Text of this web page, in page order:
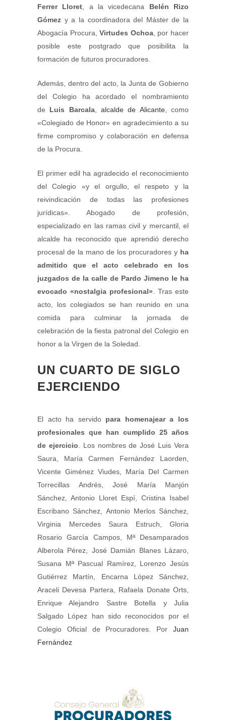
Ferrer Lloret, a la vicedecana Belén Rizo
Gómez y a la coordinadora del Máster de la
Abogacía Procura,Virtudes Ochoa, por hacer
posible este postgrado que posibilita la
formación de futuros procuradores.
Además, dentro del acto, la Junta de Gobierno
del Colegio ha acordado el nombramiento
de Luis Barcala,alcalde de Alicante, como
«Colegiado de Honor» en agradecimiento a su
firme compromiso y colaboración en defensa
de la Procura.
El primer edil ha agradecido el reconocimiento
del Colegio «y el orgullo, el respeto y la
reivindicación de todas las profesiones
jurídicas». Abogado de profesión,
especializado en las ramas civil y mercantil, el
alcalde ha reconocido que aprendió derecho
procesal de la mano de los procuradores y ha
admitido que el acto celebrado en los
juzgados de la calle de Pardo Jimeno le ha
evocado «nostalgia profesional». Tras este
acto, los colegiados se han reunido en una
comida para culminar la jornada de
celebración de la fiesta patronal del Colegio en
honor a la Virgen de la Soledad.
UN CUARTO DE SIGLO
EJERCIENDO
El acto ha servidopara homenajear a los
profesionales que han cumplido 25 años
de ejercicio. Los nombres de José Luis Vera
Saura, María Carmen Fernández Laorden,
Vicente Giménez Viudes, María Del Carmen
Torrecillas Andrés, José María Manjón
Sánchez, Antonio Lloret Espí, Cristina Isabel
Escribano Sánchez, Antonio Merlos Sánchez,
Virginia Mercedes Saura Estruch, Gloria
Rosario García Campos, Mª Desamparados
Alberola Pérez, José Damián Blanes Lázaro,
Susana Mª Pascual Ramírez, Lorenzo Jesús
Gutiérrez Martín, Encarna López Sánchez,
Araceli Devesa Partera, Rafaela Donate Orts,
Enrique Alejandro Sastre Botella y Julia
Salgado López han sido reconocidos por el
Colegio Oficial de Procuradores. Por Juan
Fernández